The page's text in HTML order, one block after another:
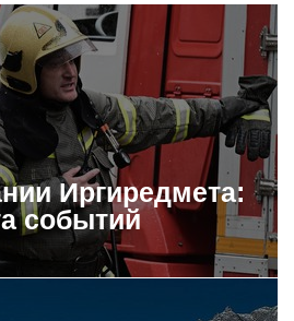
Иргиредмета:
событий